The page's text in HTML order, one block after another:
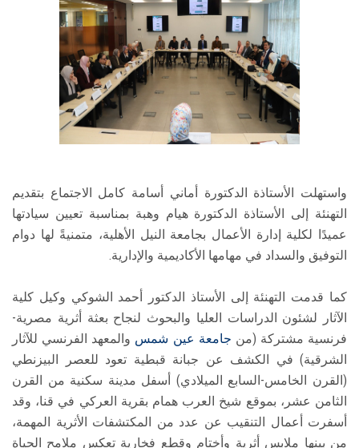
واستهلت الأستاذة الدكتورة أماني أسامة كامل الاجتماع بتقديم
التهنئة إلى الأستاذة الدكتورة هيام وهبة بمناسبة تعيين سيادتها
عميدًا لكلية إدارة الأعمال بجامعة النيل الأهلية، متمنيةً لها دوام
التوفيق والسداد في مهامها الأكاديمية والإدارية.
كما قدمت التهنئة إلى الأستاذ الدكتور أحمد الشوكي وكيل كلية
الآثار لشئون الدراسات العليا والبحوث لنجاح بعثة أثرية مصرية-
فرنسية مشتركة (من جامعة عين شمس والمعهد الفرنسي للآثار
الشرقية) في الكشف عن جبانة قبطية تعود للعصر البيزنطي
(القرن الخامس-السابع الميلادي) أسفل مدينة سكنية من القرن
الثامن عشر، بموقع شيخ العرب همام بقرية العركي في قنا، وقد
أسفرت أعمال التنقيب عن عدد من المكتشفات الأثرية المهمة،
من بينها ملابس أثرية وأختام وقطع فخارية تعكس ملامح الحياة